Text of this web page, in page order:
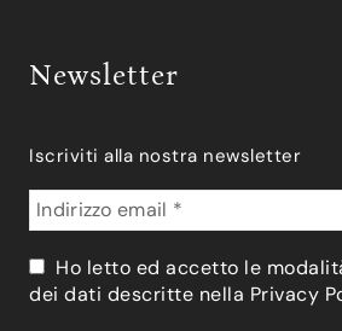
Newsletter
Iscriviti alla nostra newsletter
Ho letto ed accetto le
dei dati descritte nella Privacy